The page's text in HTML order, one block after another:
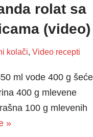
rolat sa
(video)
kolači, Video recepti
ml vode 400 g
400 g mlevene
100 g mlevenih
»